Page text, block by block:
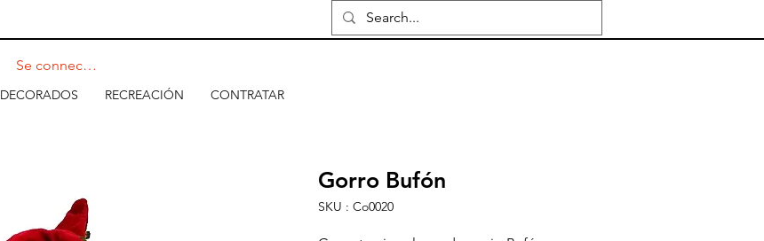
DECORADOS RECREACIÓN CONTRATAR
Se connecter
Gorro Bufón
SKU : Co0020